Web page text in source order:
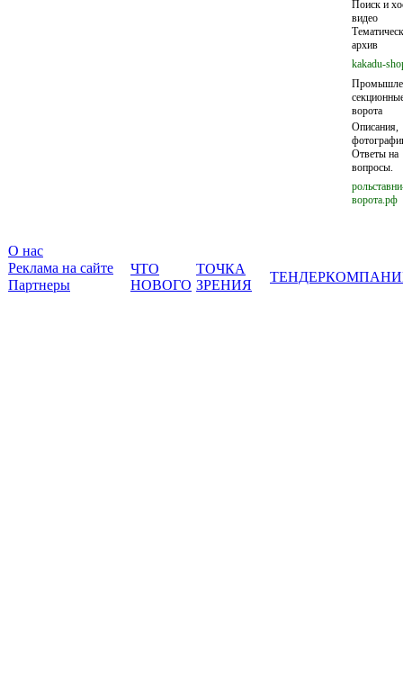
Поиск и
видео
архив
kakadu-
ворота
Описания,
Ответы на
вопросы.
ворота.рф
О нас
Реклама на сайте
Партнеры
ЧТО
НОВОГО
ТОЧКА
ЗРЕНИЯ
ТЕНДЕР